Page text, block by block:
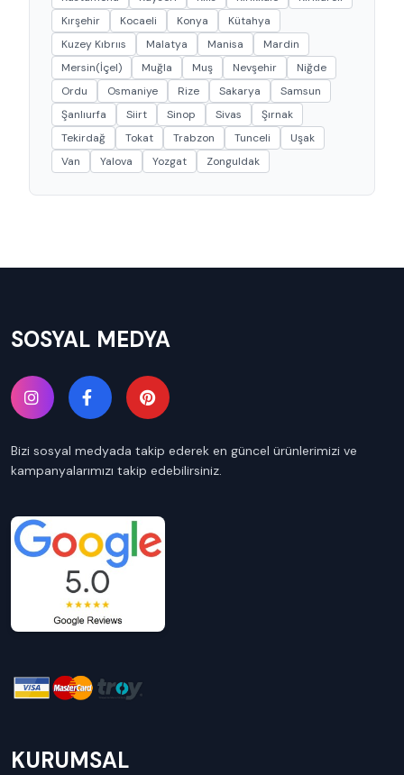
Kırşehir
Kocaeli Konya
Kütahya
Kuzey Kıbrııs
Malatya Manisa
Mardin
Mersin(İçel)
Muğla Muş Nevşehir
Niğde
Ordu
Osmaniye Rize Sakarya
Samsun
Şanlıurfa
Siirt Sinop Sivas
Şırnak
Tekirdağ
Tokat Trabzon Tunceli
Uşak
Van
Yalova Yozgat Zonguldak
SOSYAL MEDYA
Bizi sosyal medyada takip ederek en güncel ürünlerimizi ve
kampanyalarımızı takip edebilirsiniz.
KURUMSAL